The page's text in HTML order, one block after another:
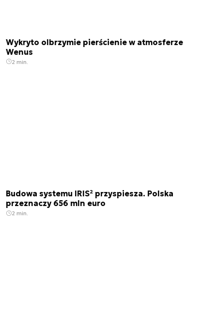
Wykryto olbrzymie pierścienie w atmosferze
Wenus
2 min.
Budowa systemu IRIS² przyspiesza. Polska
przeznaczy 656 mln euro
2 min.